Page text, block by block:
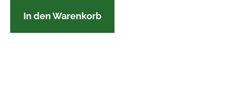
In den Warenkorb